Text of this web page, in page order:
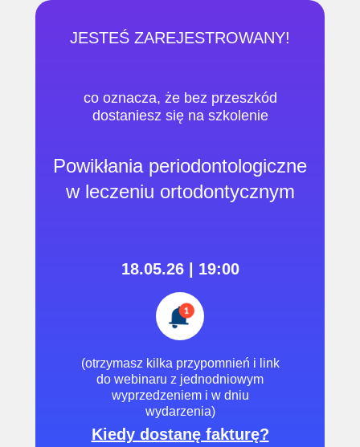
JESTEŚ ZAREJESTROWANY!
co oznacza, że ​​bez przeszkód
dostaniesz się na szkolenie
Powikłania periodontologiczne
w leczeniu ortodontycznym
18.05.26 | 19:00
(otrzymasz kilka przypomnień i link
do webinaru z jednodniowym
wyprzedzeniem i w dniu
wydarzenia)
Kiedy dostanę fakturę?